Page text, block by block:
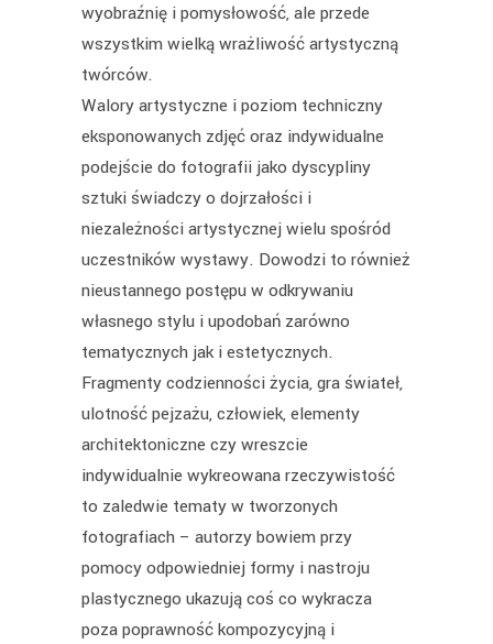
wyobraźnię i pomysłowość, ale przede
wszystkim wielką wrażliwość artystyczną
twórców.
Walory artystyczne i poziom techniczny
eksponowanych zdjęć oraz indywidualne
podejście do fotografii jako dyscypliny
sztuki świadczy o dojrzałości i
niezależności artystycznej wielu spośród
uczestników wystawy. Dowodzi to również
nieustannego postępu w odkrywaniu
własnego stylu i upodobań zarówno
tematycznych jak i estetycznych.
Fragmenty codzienności życia, gra świateł,
ulotność pejzażu, człowiek, elementy
architektoniczne czy wreszcie
indywidualnie wykreowana rzeczywistość
to zaledwie tematy w tworzonych
fotografiach – autorzy bowiem przy
pomocy odpowiedniej formy i nastroju
plastycznego ukazują coś co wykracza
poza poprawność kompozycyjną i